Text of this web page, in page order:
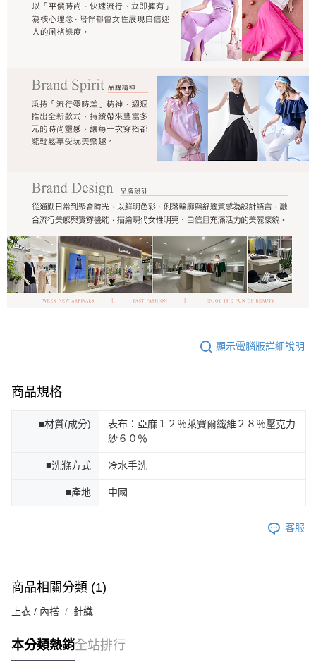
顯示電腦版詳細說明
商品規格
■材質(成分)
表布：亞麻１２％萊賽爾纖維２８％壓克力
紗６０％
■洗滌方式 冷水手洗
■產地 中國
客服
商品相關分類 (1)
上衣 / 內搭 針織
本分類熱銷全站排行